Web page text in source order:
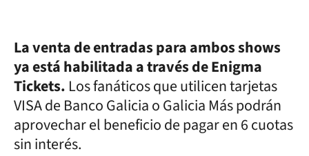
La venta de entradas para ambos shows
ya está habilitada a través de Enigma
Tickets. Los fanáticos que utilicen tarjetas
VISA de Banco Galicia o Galicia Más podrán
aprovechar el beneficio de pagar en 6 cuotas
sin interés.